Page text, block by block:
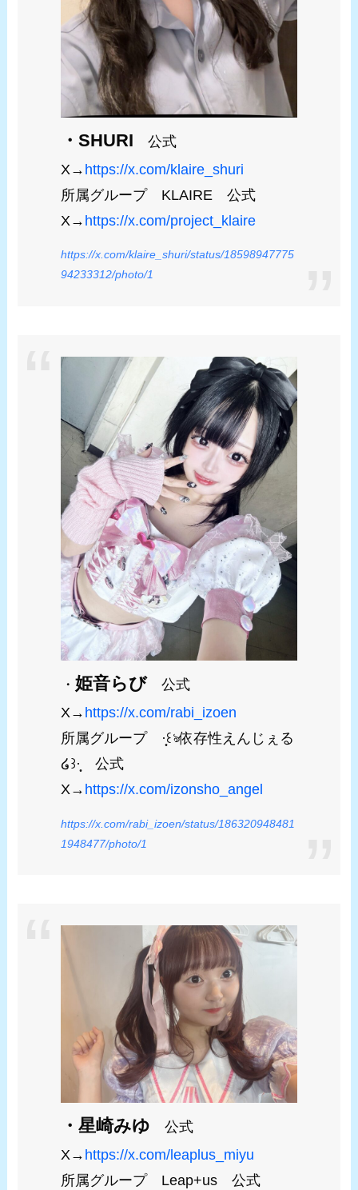
・SHURI 公式
X→ https://x.com/klaire_shuri
所属グループ KLAIRE 公式
X→ https://x.com/project_klaire
https://x.com/klaire_shuri/status/18598947775
94233312/photo/1
・姫音らび 公式
X→ https://x.com/rabi_izoen
所属グループ ·̩͙꒰ঌ依存性えんじぇる
໒꒱·̩͙ 公式
X→ https://x.com/izonsho_angel
https://x.com/rabi_izoen/status/186320948481
1948477/photo/1
・星崎みゆ 公式
X→ https://x.com/leaplus_miyu
所属グループ Leap+us 公式